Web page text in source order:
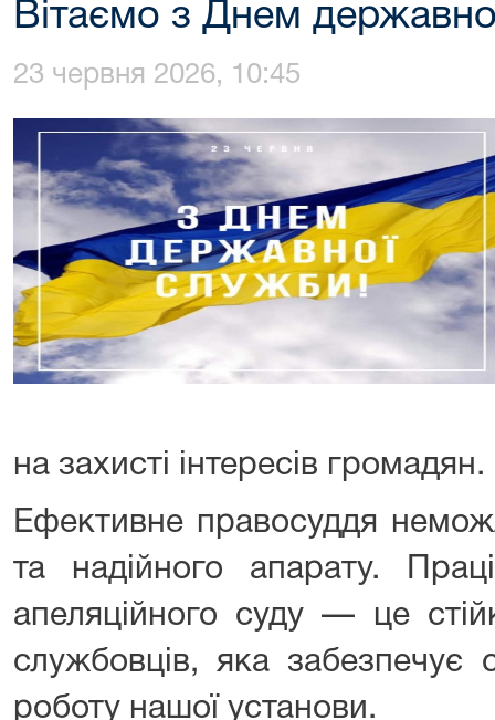
Вітаємо з Днем
23 червня 2026, 10:45
на захисті інтересів громадян.
Ефективне правосуддя
та надійного апарату.
апеляційного суду — це
службовців, яка забезпечує
роботу нашої установи.